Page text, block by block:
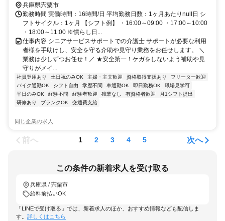
兵庫県宍粟市
勤務時間 実働時間：16時間/日 平均勤務日数：1ヶ月あたりnull日 シ
フトサイクル：1ヶ月 【シフト例】 ・16:00～09:00 ・17:00～10:00
・18:00～11:00 ※慣らし日...
仕事内容 シニアサービスサポートでの介護士 サポートが必要な利用
者様を手助けし、安全を守る介助や見守り業務をお任せします。 ＼
業務は少しずつお任せ！／ ★安全第一！ケガをしないよう補助や見
守りがメイ...
社員登用あり 土日祝のみOK 主婦・主夫歓迎 資格取得支援あり
フリーター歓迎
バイク通勤OK
シフト自由 学歴不問 車通勤OK 即日勤務OK
職場見学可
平日のみOK
経験不問 経験者歓迎 残業なし 有資格者歓迎
月1シフト提出
研修あり
ブランクOK 交通費支給
同じ企業の求人
前へ 1 2 3 4 5 次へ
この条件の新着求人を受け取る
兵庫県 / 宍粟市
給料前払いOK
「LINEで受け取る」では、新着求人のほか、おすすめ情報なども配信しま
す。 詳しくはこちら